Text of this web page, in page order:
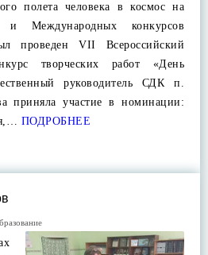
полета человека в космос на
и Международных конкурсов
проведен VII Всероссийский
творческих работ «День
руководитель СДК п.
приняла участие в номинации:
ПОДРОБНЕЕ